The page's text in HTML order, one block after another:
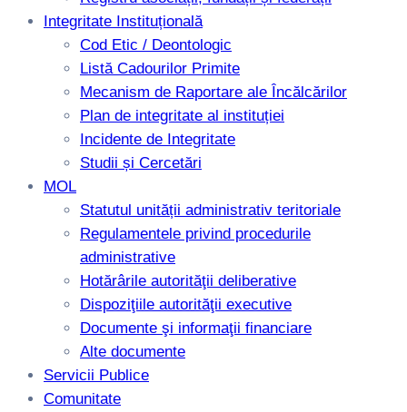
Integritate Instituțională
Cod Etic / Deontologic
Listă Cadourilor Primite
Mecanism de Raportare ale Încălcărilor
Plan de integritate al instituției
Incidente de Integritate
Studii și Cercetări
MOL
Statutul unității administrativ teritoriale
Regulamentele privind procedurile
administrative
Hotărârile autorităţii deliberative
Dispoziţiile autorităţii executive
Documente şi informaţii financiare
Alte documente
Servicii Publice
Comunitate